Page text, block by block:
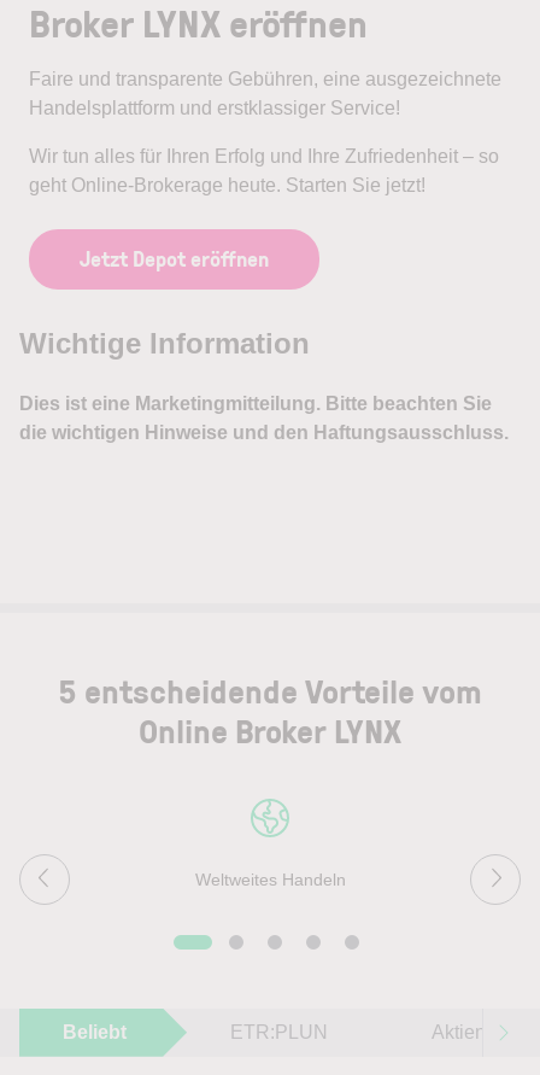
Broker LYNX eröffnen
Faire und transparente Gebühren, eine ausgezeichnete
Handelsplattform und erstklassiger Service!
Wir tun alles für Ihren Erfolg und Ihre Zufriedenheit – so
geht Online-Brokerage heute. Starten Sie jetzt!
Jetzt Depot eröffnen
5 entscheidende Vorteile vom
Online Broker LYNX
Weltweites Handeln
Beliebt ETR:PLUN Aktien im